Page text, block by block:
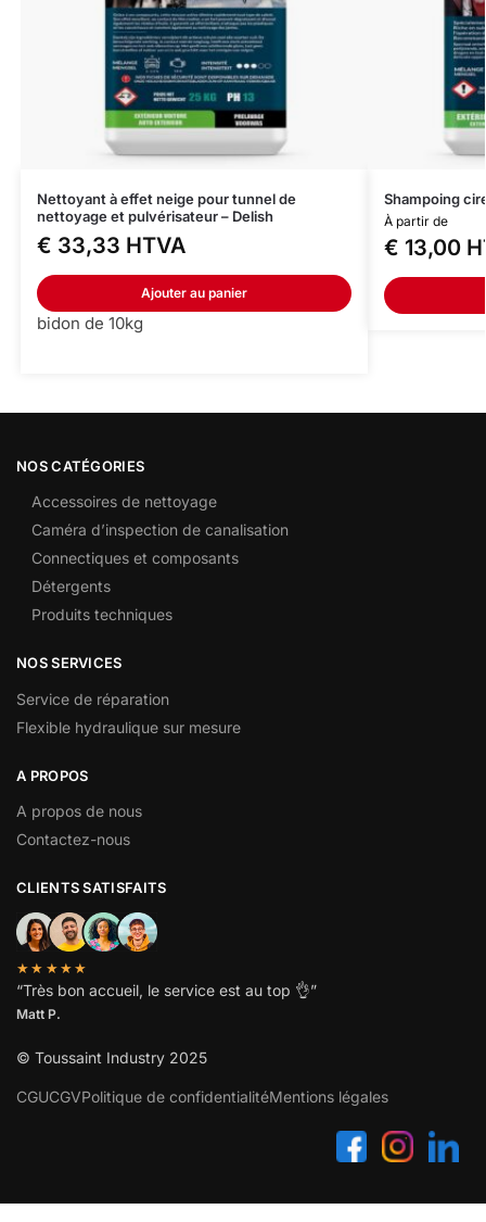
Nettoyant à effet neige pour tunnel de
nettoyage et pulvérisateur – Delish
€ 33,33 HTVA
Ajouter au panier
bidon de 10kg
Shampoing
À partir de
€ 13,00
NOS CATÉGORIES
Accessoires de nettoyage
Caméra d’inspection de canalisation
Connectiques et composants
Détergents
Produits techniques
NOS SERVICES
Service de réparation
Flexible hydraulique sur mesure
A PROPOS
A propos de nous
Contactez-nous
CLIENTS SATISFAITS
★★★★★
“Très bon accueil, le service est au top 👌”
Matt P.
© Toussaint Industry 2025
CGUCGVPolitique de confidentialitéMentions légales